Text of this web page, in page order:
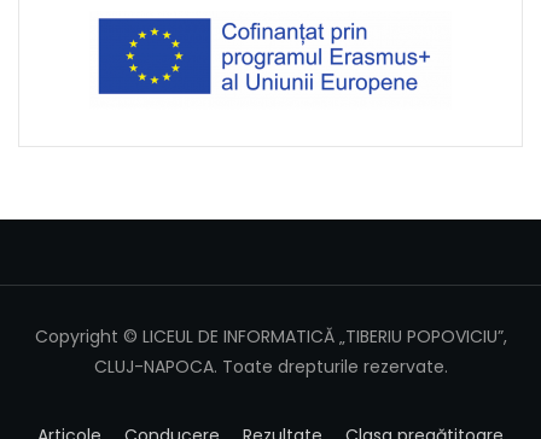
Copyright © LICEUL DE INFORMATICĂ „TIBERIU POPOVICIU”,
CLUJ-NAPOCA. Toate drepturile rezervate.